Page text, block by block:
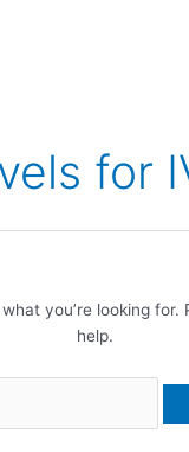
for
you’re looking for.
help.